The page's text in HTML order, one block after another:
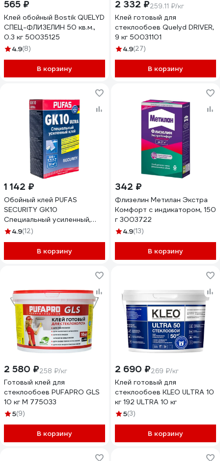
565 ₽
Клей обойный Bostik QUELYD
СПЕЦ-ФЛИЗЕЛИН 50 кв.м.,
0.3 кг 50035125
4.9(8)
В корзину
2 332 ₽259.11 ₽/кг
Клей готовый для
стеклообоев Quelyd DRIVER,
9 кг 50031101
4.9(27)
В корзину
1 142 ₽
Обойный клей PUFAS
SECURITY GK10
Специальный усиленный,
500 г 046-20911-00
4.9(12)
В корзину
342 ₽
Флизелин Метилан Экстра
Комфорт с индикатором, 150
г 3003722
4.9(13)
В корзину
2 580 ₽258 ₽/кг
Готовый клей для
стеклообоев PUFAPRO GLS
10 кг М 775033
5(9)
В корзину
2 690 ₽269 ₽/кг
Клей готовый для
стеклообоев КLEO ULTRA 10
кг 192 ULTRA 10 кг
5(3)
В корзину